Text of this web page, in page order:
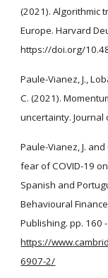
(2021). Algorithmic
Europe. Harvard
https://doi.org/
Paule-Vianez, J.,
C. (2021).
uncertainty. Journal
Paule-Vianez, J.
fear of COVID-19
Spanish and
Behavioural
Publishing. pp. 160
https://
6907-2/